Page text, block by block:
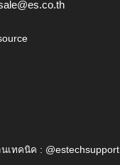
เทคนิค : @estechsupport